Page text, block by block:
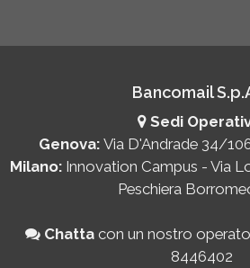
Bancomail
Sedi
Genova: Via D'Andrade 34/
Milano: Innovation Campus - Via
Peschiera
Chatta con un nostro
8446402